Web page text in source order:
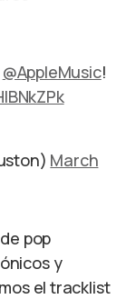
@AppleMusic!
March
pop
y
el tracklist